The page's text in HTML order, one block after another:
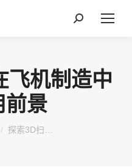
搜
飞机制造中
前景
探索3D扫…